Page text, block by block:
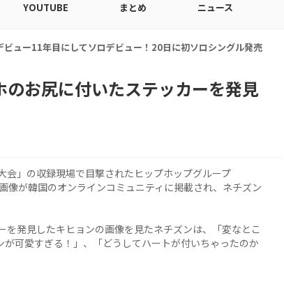
YOUTUBE まとめ ニュース
プ出入証を公開…証明写真でも完璧なビジュアル！
お尻に付いたステッカーを発見
会」の収録現場で目撃されたヒップホップグループ
像が韓国のオンラインコミュニティに掲載され、ネチズン
発見したキヒョンの画像を見たネチズンは、「変なとこ
可愛すぎる！」、「どうしてハートが付いちゃったのか